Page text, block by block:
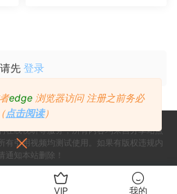
请先 登录
在线视听等服务，所有内容均来自分享站点
有引用视频均测试使用。如果有版权违规内
通知本站删除！
Build with ♥ 萌番 - All rights reserved
VIP 我的
edge 浏览器访问 注册之前务必
（点击阅读）